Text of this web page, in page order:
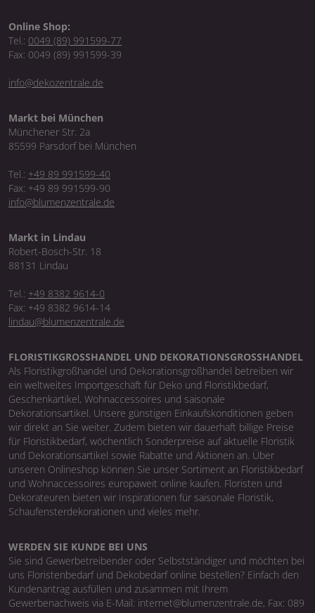
Online Shop:
Tel.: 0049 (89) 991599-77
Fax: 0049 (89) 991599-39
info@dekozentrale.de
Markt bei München
Münchener Str. 2a
85599 Parsdorf bei München
Tel.: +49 89 991599-40
Fax: +49 89 991599-90
info@blumenzentrale.de
Markt in Lindau
Robert-Bosch-Str. 18
88131 Lindau
Tel.: +49 8382 9614-0
Fax: +49 8382 9614-14
lindau@blumenzentrale.de
FLORISTIKGROSSHANDEL UND DEKORATIONSGROSSHANDEL
Als Floristikgroßhandel und Dekorationsgroßhandel betreiben wir
ein weltweites Importgeschäft für Deko und Floristikbedarf,
Geschenkartikel, Wohnaccessoires und saisonale
Dekorationsartikel. Unsere günstigen Einkaufskonditionen geben
wir direkt an Sie weiter. Zudem bieten wir dauerhaft billige Preise
für Floristikbedarf, wöchentlich Sonderpreise auf aktuelle Floristik
und Dekorationsartikel sowie Rabatte und Aktionen an. Über
unseren Onlineshop können Sie unser Sortiment an Floristikbedarf
und Wohnaccessoires europaweit online kaufen. Floristen und
Dekorateuren bieten wir Inspirationen für saisonale Floristik,
Schaufensterdekorationen und vieles mehr.
WERDEN SIE KUNDE BEI UNS
Sie sind Gewerbetreibender oder Selbstständiger und möchten bei
uns Floristenbedarf und Dekobedarf online bestellen? Einfach den
Kundenantrag ausfüllen und zusammen mit Ihrem
Gewerbenachweis via E-Mail: internet@blumenzentrale.de, Fax: 089